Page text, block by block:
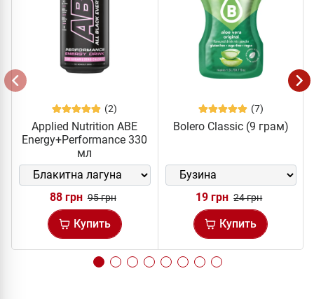
(2)
Applied Nutrition ABE
Energy+Performance 330
мл
88 грн 95 грн
Купить
(7)
Bolero Classic (9 грам)
19 грн 24 грн
Купить